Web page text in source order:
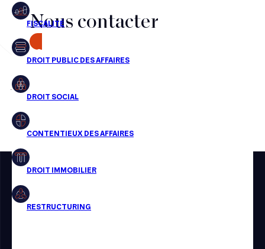
Financement
Fiscalité
Droit public des affaires
Droit social
Droit immobilier
Restructuring
nos récompenses et nos
transactions, jour après
jour
Aucun résultats pour cette recherche
Nous contacter